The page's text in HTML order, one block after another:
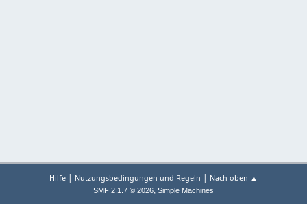
Hilfe | Nutzungsbedingungen und Regeln | Nach oben ▲
SMF 2.1.7 © 2026, Simple Machines